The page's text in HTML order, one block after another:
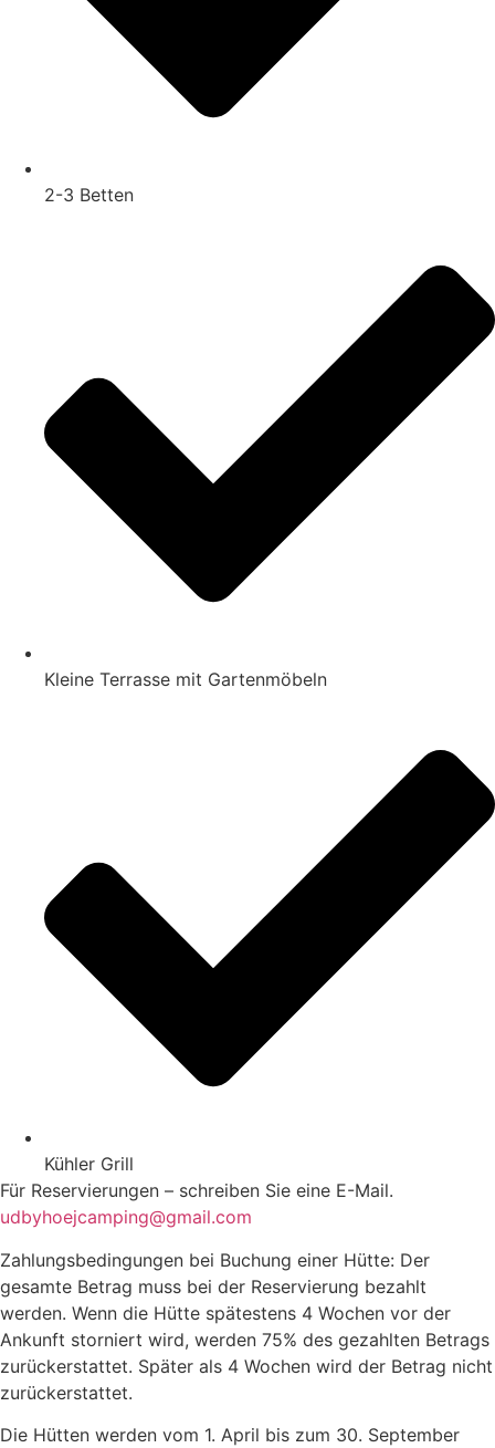
2-3 Betten
Kleine Terrasse mit Gartenmöbeln
Kühler Grill
Für Reservierungen – schreiben Sie eine E-Mail.
udbyhoejcamping@gmail.com
Zahlungsbedingungen bei Buchung einer Hütte: Der
gesamte Betrag muss bei der Reservierung bezahlt
werden. Wenn die Hütte spätestens 4 Wochen vor der
Ankunft storniert wird, werden 75% des gezahlten Betrags
zurückerstattet. Später als 4 Wochen wird der Betrag nicht
zurückerstattet.
Die Hütten werden vom 1. April bis zum 30. September